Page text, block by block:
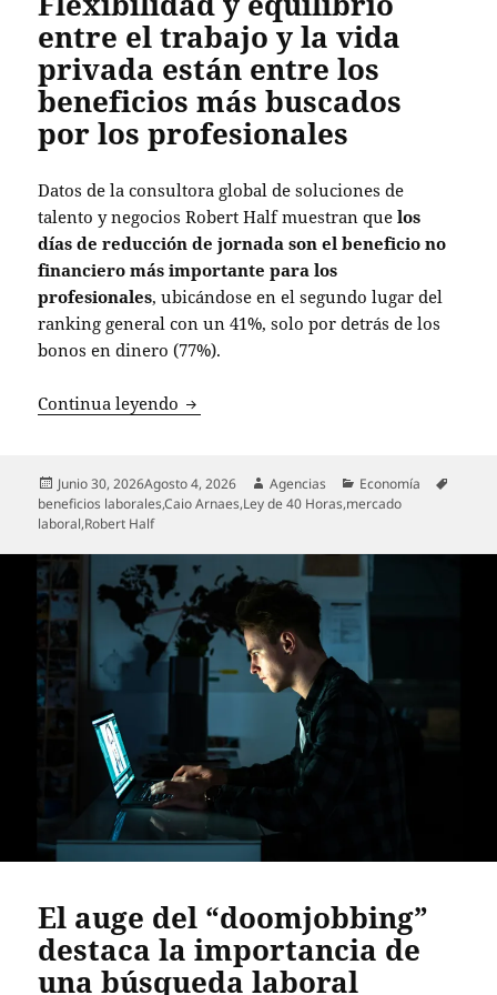
entre el trabajo y la vida
privada están entre los
beneficios más buscados
por los profesionales
Datos de la consultora global de soluciones de
talento y negocios Robert Half muestran quelos
días de reducción de jornada son el beneficio no
financiero más importante para los
profesionales, ubicándose en el segundo lugar del
ranking general con un 41%, solo por detrás de los
bonos en dinero (77%).
Continua leyendo Flexibilidad y equilibrio entre el
Publicado
el
Junio 30, 2026Agosto 4, 2026 Autor
Agencias Categorías
Economía
beneficios laborales,Caio Arnaes,Ley de 40 Horas,mercado
laboral,Robert Half
El auge del “doomjobbing”
destaca la importancia de
una búsqueda laboral